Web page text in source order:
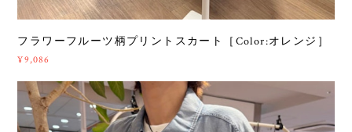
フラワーフルーツ柄プリントスカート［Color:オレンジ］
¥9,086